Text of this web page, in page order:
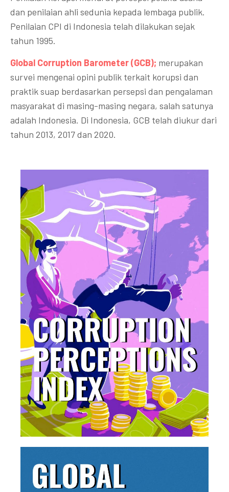
dan penilaian ahli sedunia kepada lembaga publik.
Penilaian CPI di Indonesia telah dilakukan sejak
tahun 1995.
Global Corruption Barometer (GCB); merupakan
survei mengenai opini publik terkait korupsi dan
praktik suap berdasarkan persepsi dan pengalaman
masyarakat di masing-masing negara, salah satunya
adalah Indonesia. Di Indonesia, GCB telah diukur dari
tahun 2013, 2017 dan 2020.